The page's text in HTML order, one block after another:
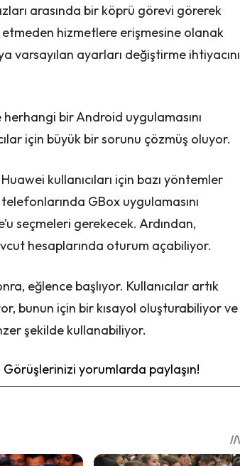
arasında bir köprü görevi görerek
etmeden hizmetlere erişmesine olanak
varsayılan ayarları değiştirme ihtiyacını
bir Android uygulamasını
için büyük bir sorunu çözmüş oluyor.
kullanıcıları için bazı yöntemler
GBox uygulamasını
seçmeleri gerekecek. Ardından,
hesaplarında oturum açabiliyor.
eğlence başlıyor. Kullanıcılar artık
bunun için bir kısayol oluşturabiliyor ve
şekilde kullanabiliyor.
yorumlarda paylaşın!